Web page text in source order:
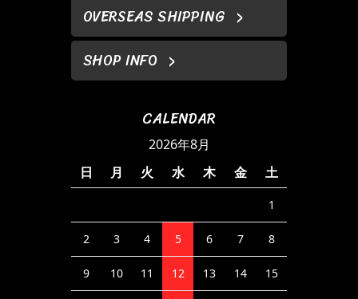
OVERSEAS SHIPPING
SHOP INFO
CALENDAR
2026年8月
日
月 火 水 木 金 土
1
2 3 4 5 6 7 8
9 10 11 12 13 14 15